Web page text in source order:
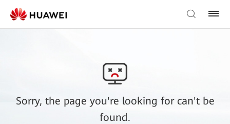
Sorry, the page you're looking for can't be
found.